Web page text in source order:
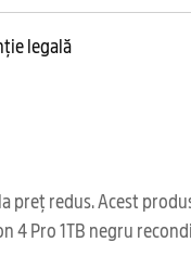
legală
redus. Acest
Pro 1TB negru